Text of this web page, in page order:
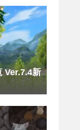
Ver.7.4新